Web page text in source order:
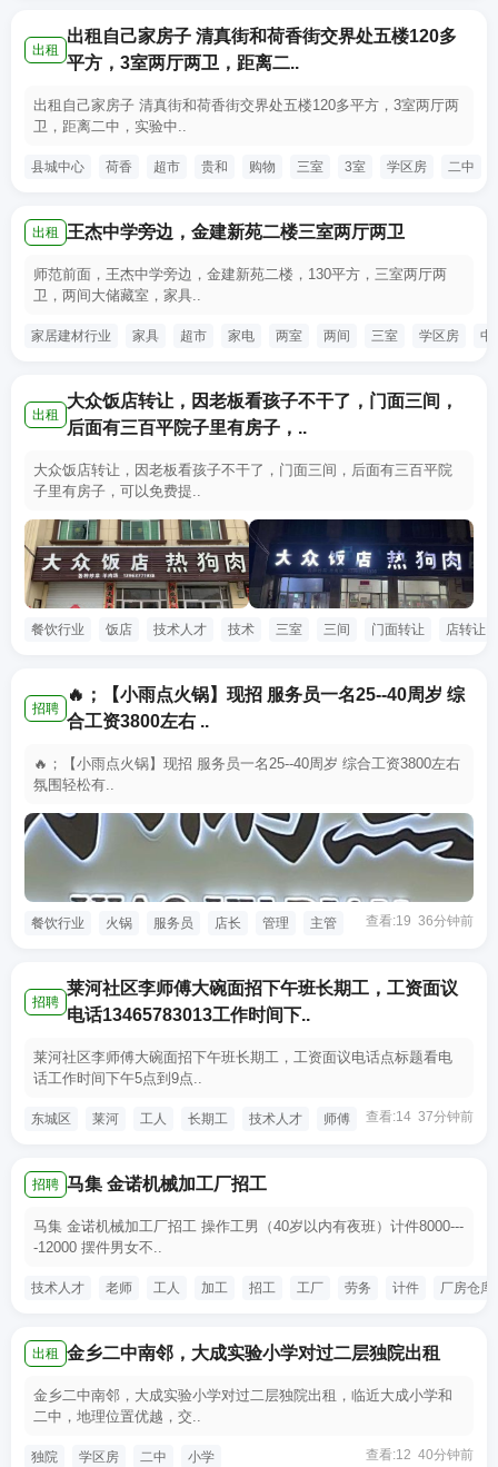
出租
出租自己家房子 清真街和荷香街交界处五楼120多
平方，3室两厅两卫，距离二..
出租自己家房子 清真街和荷香街交界处五楼120多平方，3室两厅两
卫，距离二中，实验中..
县城中心 荷香 超市 贵和 购物 三室 3室 学区房 二中
出租 王杰中学旁边，金建新苑二楼三室两厅两卫
师范前面，王杰中学旁边，金建新苑二楼，130平方，三室两厅两
卫，两间大储藏室，家具..
家居建材行业 家具 超市 家电 两室 两间 三室 学区房 中
出租
大众饭店转让，因老板看孩子不干了，门面三间，
后面有三百平院子里有房子，..
大众饭店转让，因老板看孩子不干了，门面三间，后面有三百平院
子里有房子，可以免费提..
餐饮行业 饭店 技术人才 技术 三室 三间 门面转让 店转让
招聘
🔥；【小雨点火锅】现招 服务员一名25--40周岁 综
合工资3800左右 ..
🔥；【小雨点火锅】现招 服务员一名25--40周岁 综合工资3800左右
氛围轻松有..
餐饮行业 火锅 服务员 店长 管理 主管 查看:19 36分钟前
招聘
莱河社区李师傅大碗面招下午班长期工，工资面议
电话13465783013工作时间下..
莱河社区李师傅大碗面招下午班长期工，工资面议电话点标题看电
话工作时间下午5点到9点..
东城区 莱河 工人 长期工 技术人才 师傅 查看:14 37分钟前
招聘 马集 金诺机械加工厂招工
马集 金诺机械加工厂招工 操作工男（40岁以内有夜班）计件8000---
-12000 摆件男女不..
技术人才 老师 工人 加工 招工 工厂 劳务 计件 厂房仓库
出租 金乡二中南邻，大成实验小学对过二层独院出租
金乡二中南邻，大成实验小学对过二层独院出租，临近大成小学和
二中，地理位置优越，交..
独院 学区房 二中 小学 查看:12 40分钟前